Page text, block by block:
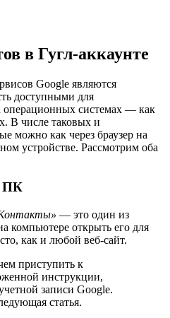
в Гугл-аккаунте
Google являются
доступными для
операционных системах — как
В числе таковых и
можно как через браузер на
устройстве. Рассмотрим оба
ПК
— это один из
компьютере открыть его для
как и любой веб-сайт.
приступить к
инструкции,
записи Google.
статья.